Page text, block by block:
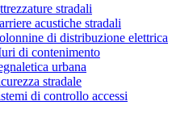
stradali
acustiche stradali
di distribuzione elettrica
di contenimento
urbana
stradale
di controllo accessi